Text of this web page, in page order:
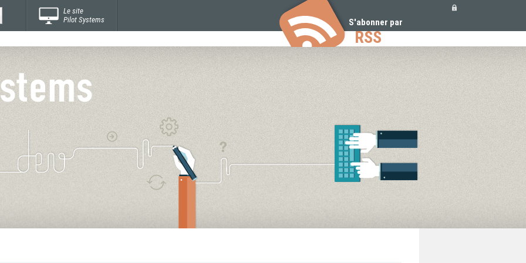
Le site
Pilot Systems
S'abonner par
RSS